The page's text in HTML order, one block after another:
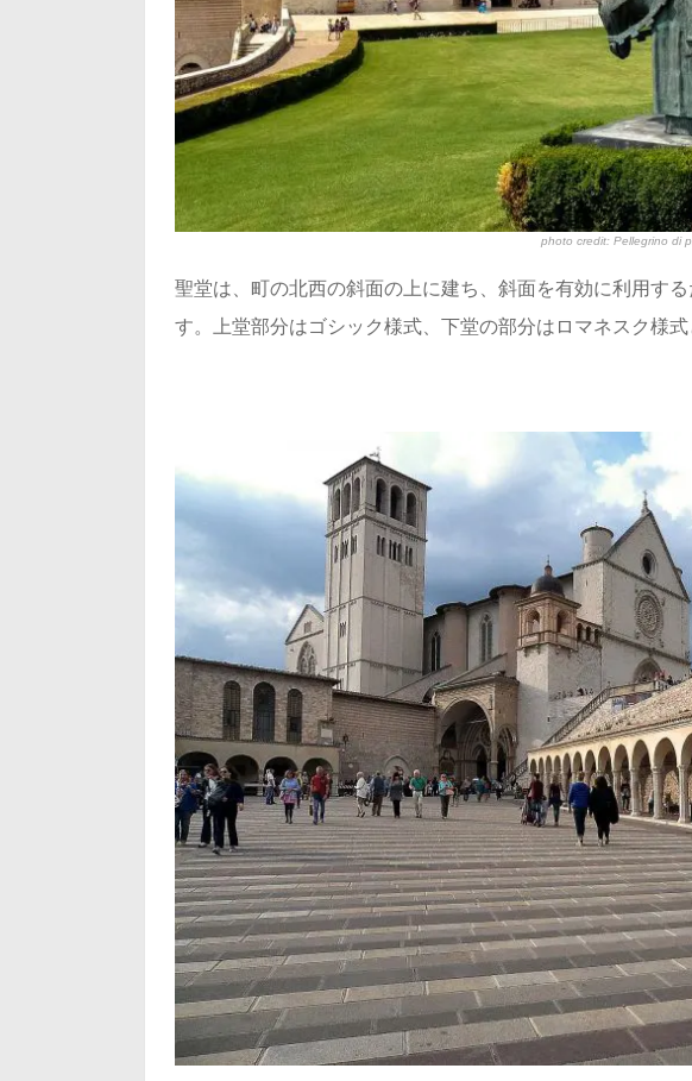
photo credit: Pellegrino di
聖堂は、町の北西の斜面の上に建ち、斜面を有効に利用す
す。上堂部分はゴシック様式、下堂の部分はロマネスク様式